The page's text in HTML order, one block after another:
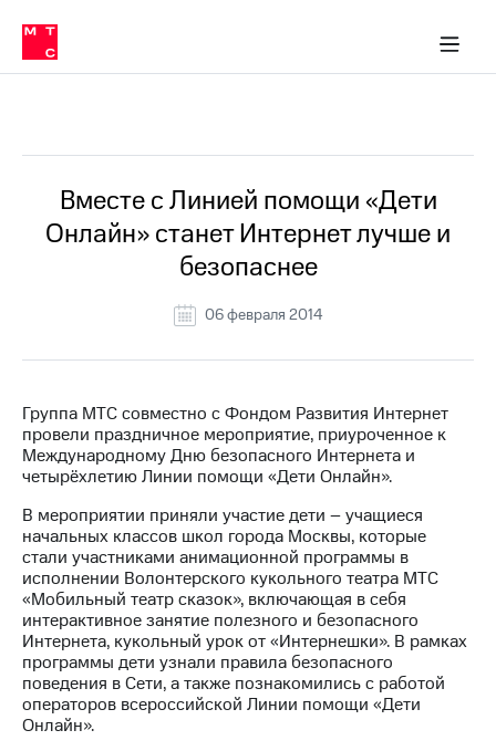
Медиа-центр
и акционерам
Устойчивое развитие
Комплаенс и деловая этика
компании
Карьера
История
компании
Руководство
информация
Контакты
Медиа-центр
Пресс-
релизы
МТС
о технологиях
Достижения
Интервью
Финансовая
отчетность
в МТС
Пресс-
релизы
о технологиях
Вместе с Линией помощи «Дети
Онлайн» станет Интернет лучше и
безопаснее
06 февраля 2014
Группа МТС совместно с Фондом Развития Интернет
провели праздничное мероприятие, приуроченное к
Международному Дню безопасного Интернета и
четырёхлетию Линии помощи «Дети Онлайн».
В мероприятии приняли участие дети – учащиеся
начальных классов школ города Москвы, которые
стали участниками анимационной программы в
исполнении Волонтерского кукольного театра МТС
«Мобильный театр сказок», включающая в себя
интерактивное занятие полезного и безопасного
Интернета, кукольный урок от «Интернешки». В рамках
программы дети узнали правила безопасного
поведения в Сети, а также познакомились с работой
операторов всероссийской Линии помощи «Дети
Онлайн».